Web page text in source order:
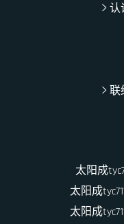
认
联
太阳成
太阳成
太阳成